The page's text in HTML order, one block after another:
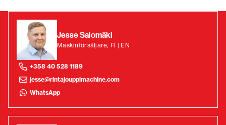
Jesse Salomäki
Maskinförsäljare, FI | EN
+358 40 528 1189
jesse@rintajouppimachine.com
WhatsApp